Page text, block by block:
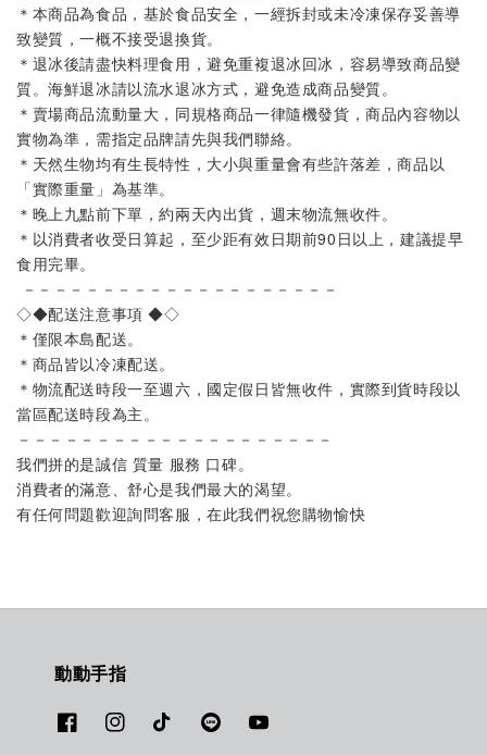
＊本商品為食品，基於食品安全，一經拆封或未冷凍保存妥善導
致變質，一概不接受退換貨。
＊退冰後請盡快料理食用，避免重複退冰回冰，容易導致商品變
質。海鮮退冰請以流水退冰方式，避免造成商品變質。
＊賣場商品流動量大，同規格商品一律隨機發貨，商品內容物以
實物為準，需指定品牌請先與我們聯絡。
＊天然生物均有生長特性，大小與重量會有些許落差，商品以
「實際重量」為基準。
＊晚上九點前下單，約兩天內出貨，週末物流無收件。
＊以消費者收受日算起，至少距有效日期前90日以上，建議提早
食用完畢。
－－－－－－－－－－－－－－－－－－－－
◇◆配送注意事項 ◆◇
＊僅限本島配送。
＊商品皆以冷凍配送。
＊物流配送時段一至週六，國定假日皆無收件，實際到貨時段以
當區配送時段為主。
－－－－－－－－－－－－－－－－－－－－
我們拼的是誠信 質量 服務 口碑。
消費者的滿意、舒心是我們最大的渴望。
有任何問題歡迎詢問客服，在此我們祝您購物愉快
動動手指